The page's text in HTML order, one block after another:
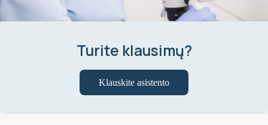
Turite klausimų?
Klauskite asistento